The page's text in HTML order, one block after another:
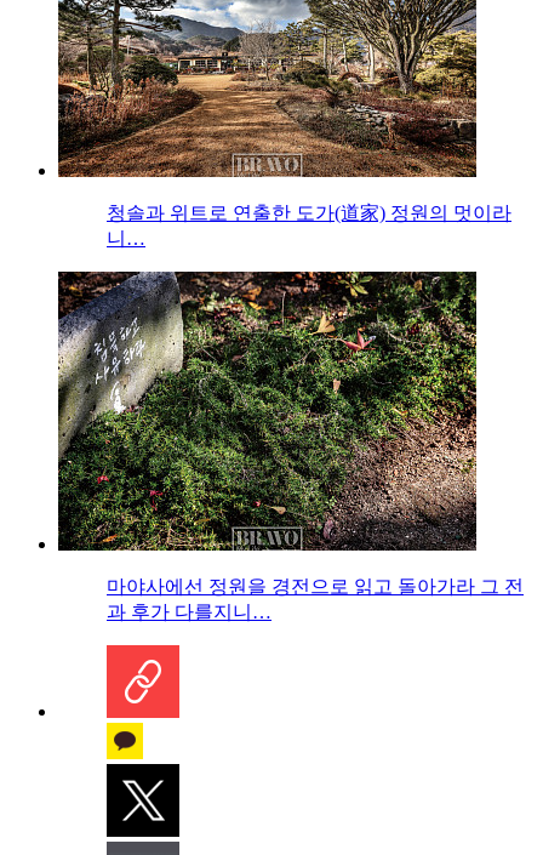
청솔과 위트로 연출한 도가(道家) 정원의 멋이라
니…
마야사에선 정원을 경전으로 읽고 돌아가라 그 전
과 후가 다를지니…